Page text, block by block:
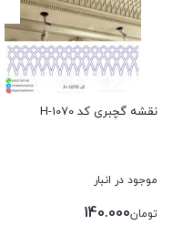
نقشه گچبری کد H-1070
موجود در انبار
تومان140.000